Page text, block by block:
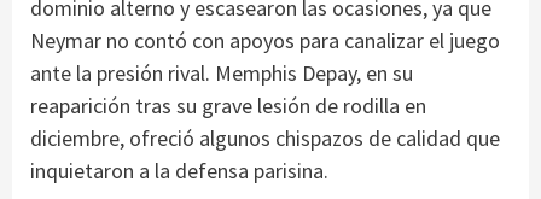
dominio alterno y escasearon las ocasiones, ya que
Neymar no contó con apoyos para canalizar el juego
ante la presión rival. Memphis Depay, en su
reaparición tras su grave lesión de rodilla en
diciembre, ofreció algunos chispazos de calidad que
inquietaron a la defensa parisina.